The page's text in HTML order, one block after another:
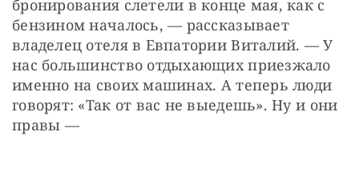
бронирования слетели в конце мая, как с
бензином началось, — рассказывает
владелец отеля в Евпатории Виталий. — У
нас большинство отдыхающих приезжало
именно на своих машинах. А теперь люди
говорят: «Так от вас не выедешь». Ну и они
правы —